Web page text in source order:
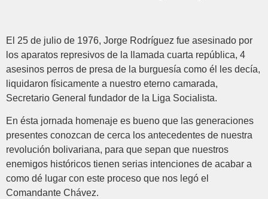
El 25 de julio de 1976, Jorge Rodríguez fue asesinado por
los aparatos represivos de la llamada cuarta república, 4
asesinos perros de presa de la burguesía como él les decía,
liquidaron físicamente a nuestro eterno camarada,
Secretario General fundador de la Liga Socialista.
En ésta jornada homenaje es bueno que las generaciones
presentes conozcan de cerca los antecedentes de nuestra
revolución bolivariana, para que sepan que nuestros
enemigos históricos tienen serias intenciones de acabar a
como dé lugar con este proceso que nos legó el
Comandante Chávez.